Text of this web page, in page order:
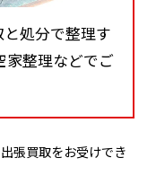
整理などでご